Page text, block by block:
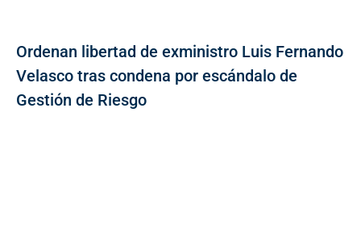
Ordenan libertad de exministro Luis Fernando
Velasco tras condena por escándalo de
Gestión de Riesgo